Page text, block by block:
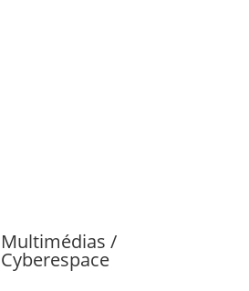
Multimédias /
Cyberespace